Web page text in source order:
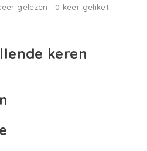
gelezen · 0 keer geliket
keren